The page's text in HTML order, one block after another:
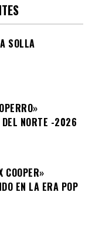
SOLLA
DEL NORTE -2026
COOPER»
EN LA ERA POP